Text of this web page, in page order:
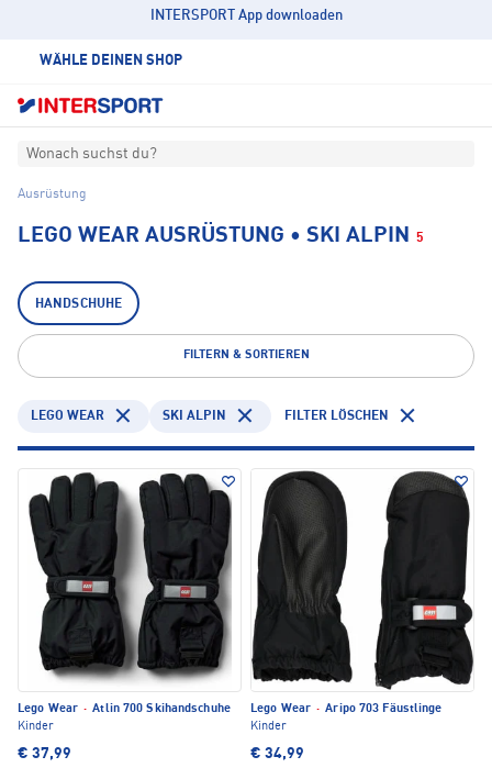
INTERSPORT App downloaden
WÄHLE DEINEN SHOP
Wonach suchst du?
Ausrüstung
LEGO WEAR AUSRÜSTUNG • SKI ALPIN 5
HANDSCHUHE
FILTERN & SORTIEREN
LEGO WEAR SKI ALPIN FILTER LÖSCHEN
Lego Wear · Atlin 700 Skihandschuhe
Kinder
€ 37,99
Lego Wear · Aripo 703 Fäustlinge
Kinder
€ 34,99